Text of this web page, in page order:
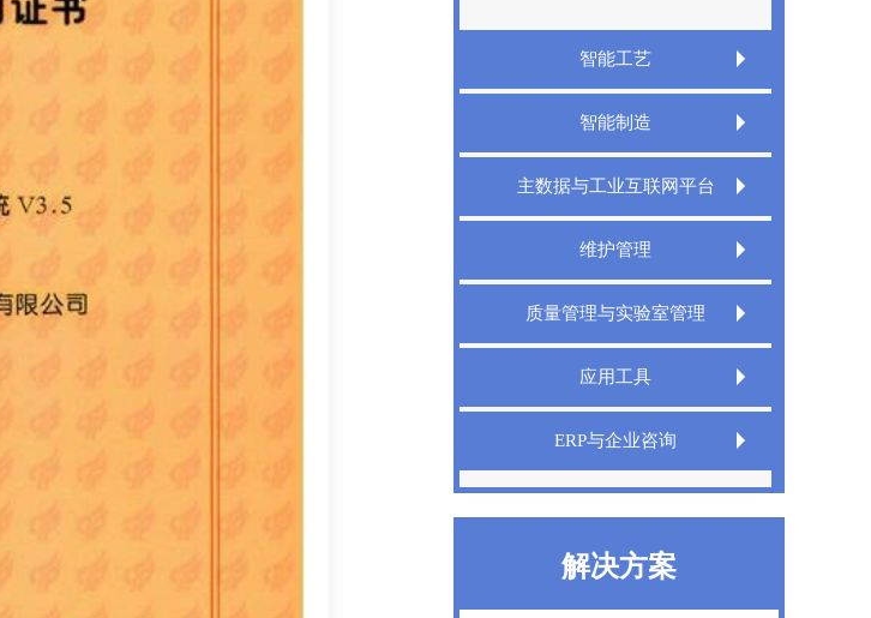
智能工艺
Extech CAPP工艺规划管理系统
Extech 3DCAPP三维工艺
智能制造
Extech MES精益制造规划执行系统
Extech TMS刀具管理系统
主数据与工业互联网平台
Extech DigitalWorks Foundation数字工厂
工业互联网平台
Extech MDM主数据管理系统
维护管理
Extech MRO数字化维修解决方案
质量管理与实验室管理
Extech LIMS实验室信息管理系统
Extech QMS产品质量管理系统
应用工具
Extech TeamDesigner设计之星
XT InfoShield电子信息防护盾
ERP与企业咨询
IPD管理咨询
微软Dynamics AX ERP一体化方案
解决方案